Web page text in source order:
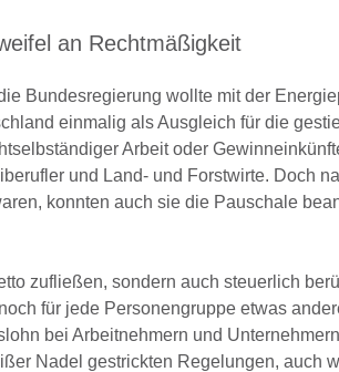
an Rechtmäßigkeit
Bundesregierung wollte mit der
einmalig als Ausgleich für die
Arbeit oder
und Land- und Forstwirte. Doch
konnten auch sie die Pauschale
zufließen, sondern auch steuerlich
für jede Personengruppe etwas
bei Arbeitnehmern und
Nadel gestrickten Regelungen, auch